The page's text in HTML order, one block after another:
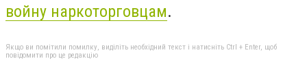
войну наркоторговцам.
Якщо ви помітили помилку, виділіть необхідний текст і натисніть Ctrl + Enter, щоб
повідомити про це редакцію